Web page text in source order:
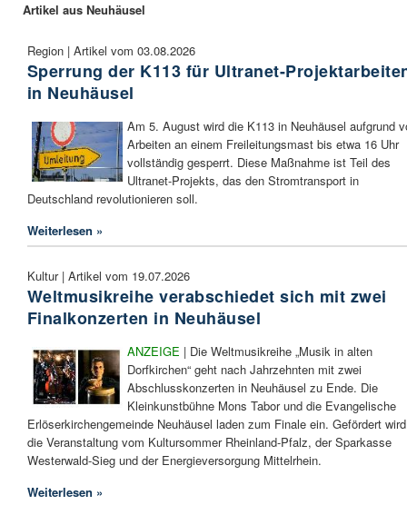
Artikel aus Neuhäusel
Region | Artikel vom 03.08.2026
Sperrung der K113 für Ultranet-
in Neuhäusel
Am 5. August wird die K113 in Neuhäusel aufgrund
Arbeiten an einem Freileitungsmast bis etwa 16 Uhr
vollständig gesperrt. Diese Maßnahme ist Teil des
Ultranet-Projekts, das den Stromtransport in
Deutschland revolutionieren soll.
Weiterlesen »
Kultur | Artikel vom 19.07.2026
Weltmusikreihe verabschiedet sich mit zwei
Finalkonzerten in Neuhäusel
ANZEIGE | Die Weltmusikreihe „Musik in alten
Dorfkirchen“ geht nach Jahrzehnten mit zwei
Abschlusskonzerten in Neuhäusel zu Ende. Die
Kleinkunstbühne Mons Tabor und die Evangelische
Erlöserkirchengemeinde Neuhäusel laden zum Finale ein. Gefördert wird
die Veranstaltung vom Kultursommer Rheinland-Pfalz, der Sparkasse
Westerwald-Sieg und der Energieversorgung Mittelrhein.
Weiterlesen »